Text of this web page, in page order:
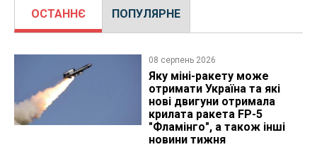
ОСТАННЄ ПОПУЛЯРНЕ
08 серпень 2026
Яку міні-ракету може
отримати Україна та які
нові двигуни отримала
крилата ракета FP-5
"Фламінго", а також інші
новини тижня